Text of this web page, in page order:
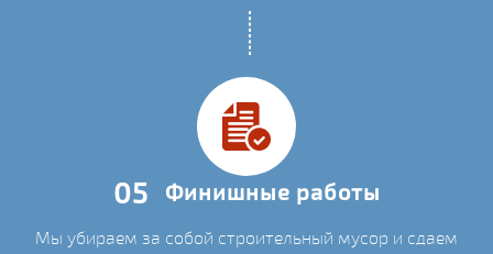
05 Финишные работы
Мы убираем за собой строительный мусор и сдаем